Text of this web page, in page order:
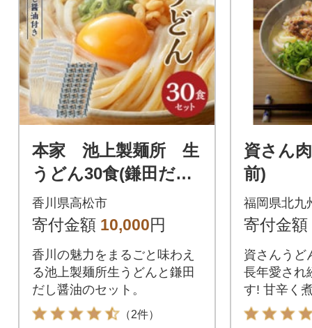
本家 池上製麺所 生
うどん30食(鎌田だし
醤油付)
香川県高松市
寄付金額 10,000円
香川の魅力をまるごと味わえ
る池上製麺所生うどんと鎌田
だし醤油のセット。
（2件）
資さん
前)
福岡県北九
寄付金額
資さんうど
長年愛され
す! 甘辛く